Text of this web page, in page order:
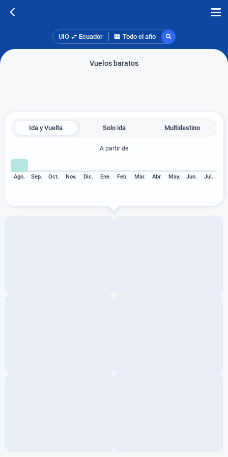
UIO Ecuador Todo el año
Vuelos baratos
Ida y Vuelta Solo ida Multidestino
A partir de
Ago. Sep. Oct. Nov. Dic. Ene. Feb. Mar. Abr. May. Jun. Jul.